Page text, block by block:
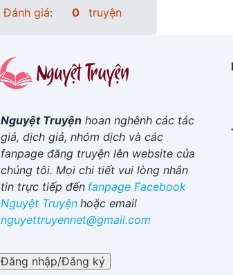
Đánh giá:
0 truyện
Nguyệt Truyện hoan nghênh các tác
giả, dịch giả, nhóm dịch và các
fanpage đăng truyện lên website của
chúng tôi. Mọi chi tiết vui lòng nhắn
tin trực tiếp đến fanpage Facebook
Nguyệt Truyện hoặc email
nguyettruyennet@gmail.com
Đăng nhập/Đăng ký